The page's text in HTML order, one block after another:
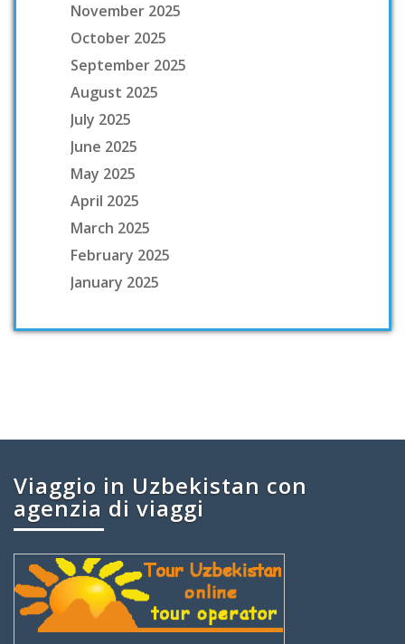
November 2025
October 2025
September 2025
August 2025
July 2025
June 2025
May 2025
April 2025
March 2025
February 2025
January 2025
Viaggio in Uzbekistan con
agenzia di viaggi